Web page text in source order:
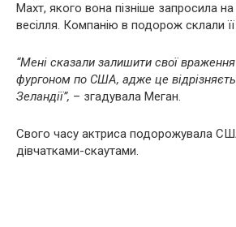
Махт, якого вона пізніше запросила
весілля. Компанію в подорож склали
“Мені сказали залишити свої
фургоном по США, адже це
Зеландії”, – згадувала Меган.
Свого часу актриса подорожувала
дівчатками-скаутами.